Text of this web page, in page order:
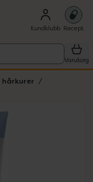
Kundklubb Recept
Varukorg
hårkurer